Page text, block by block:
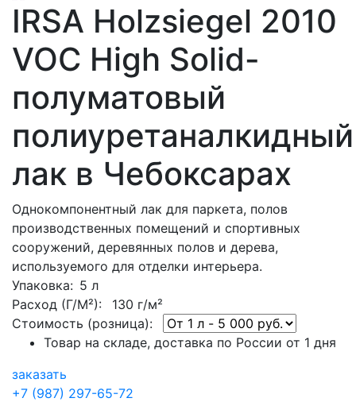
IRSA Holzsiegel 2010
VOC High Solid-
полуматовый
полиуретаналкидный
лак в Чебоксарах
Однокомпонентный лак для паркета, полов
производственных помещений и спортивных
сооружений, деревянных полов и дерева,
используемого для отделки интерьера.
Упаковка: 5 л
Расход (Г/М²): 130 г/м²
Стоимость (розница):
Товар на складе, доставка по России от 1 дня
заказать
+7 (987) 297-65-72